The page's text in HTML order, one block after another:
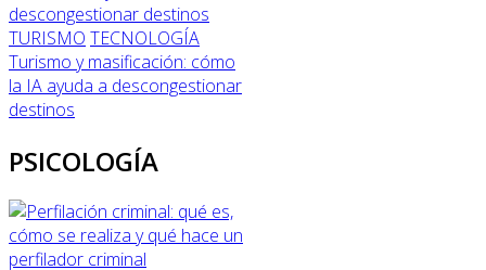
TURISMO TECNOLOGÍA
Turismo y masificación: cómo
la IA ayuda a descongestionar
destinos
PSICOLOGÍA